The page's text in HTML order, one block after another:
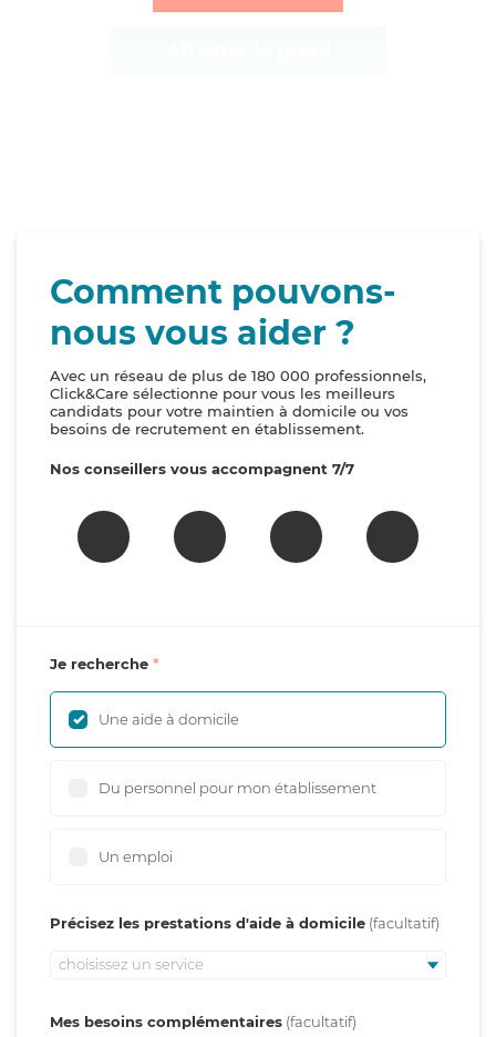
Comment pouvons-
nous vous aider ?
Avec un réseau de plus de 180 000 professionnels,
Click&Care sélectionne pour vous les meilleurs
candidats pour votre maintien à domicile ou vos
besoins de recrutement en établissement.
Nos conseillers vous accompagnent 7/7
Je recherche
Une aide à domicile
Du personnel pour mon établissement
Un emploi
Précisez les prestations d'aide à domicile
choisissez un service
Mes besoins complémentaires